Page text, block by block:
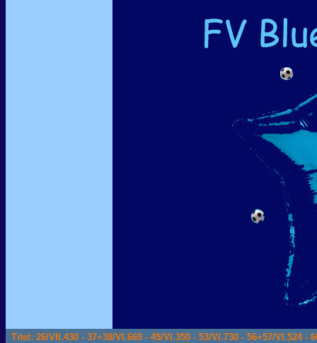
Titel: 26/VII.430 - 37+38/VI.669 - 45/VI.350 - 53/VI.730 - 56+57/VI.524 -